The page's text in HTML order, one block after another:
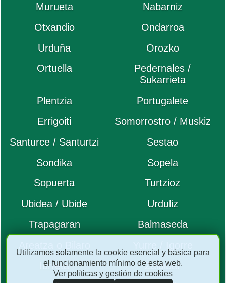
Murueta
Nabarniz
Otxandio
Ondarroa
Urduña
Orozko
Ortuella
Pedernales /
Sukarrieta
Plentzia
Portugalete
Errigoiti
Somorrostro / Muskiz
Santurce / Santurtzi
Sestao
Sondika
Sopela
Sopuerta
Turtzioz
Ubidea / Ubide
Urduliz
Trapagaran
Balmaseda
Iurreta
Zaldibar
Utilizamos solamente la cookie esencial y básica para
el funcionamiento mínimo de esta web.
Ver políticas y gestión de cookies